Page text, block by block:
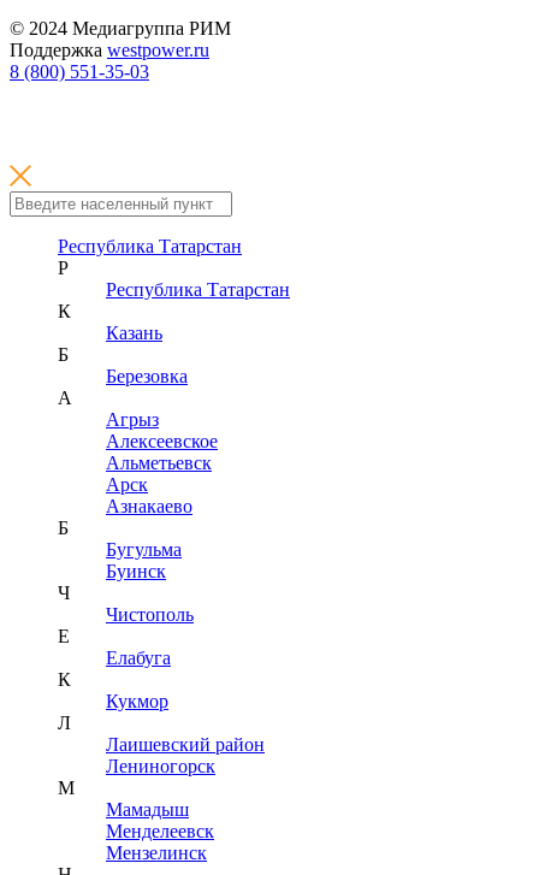
© 2024 Медиагруппа РИМ
Поддержка westpower.ru
8 (800) 551-35-03
Республика Татарстан
Р
Республика Татарстан
К
Казань
Б
Березовка
А
Агрыз
Алексеевское
Альметьевск
Арск
Азнакаево
Б
Бугульма
Буинск
Ч
Чистополь
Е
Елабуга
К
Кукмор
Л
Лаишевский район
Лениногорск
М
Мамадыш
Менделеевск
Мензелинск